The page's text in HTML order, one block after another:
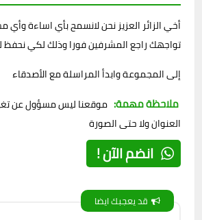
أخي الزائر العزيز نحن لانسمح بأي اساءة
تواجهك راجع المشرفين فورا وذلك لكي نحفظ
إلى المجموعة وابدأ المراسلة مع الأصدقاء
ملاحظة مهمة: موقعنا ليس مسؤول عن
العنوان ولا حتى الصورة
انضم الآن !
قد يعجبك ايضا